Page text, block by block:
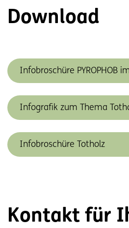
Download
Infobroschüre PYROPHOB
Infografik zum Thema
Infobroschüre Totholz
Kontakt für